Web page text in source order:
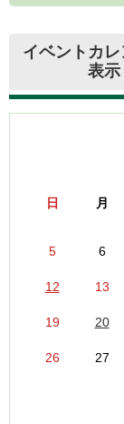
イベントカ
表示
日 月
5
6
12 13
19 20
26 27